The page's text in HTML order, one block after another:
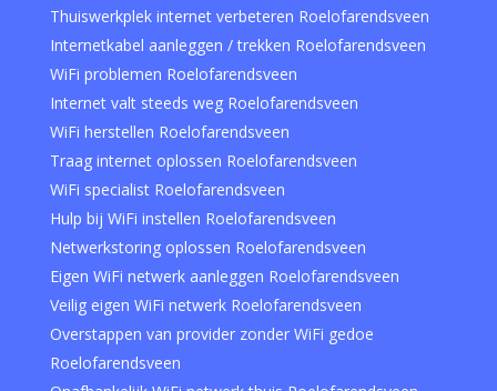
Thuiswerkplek internet verbeteren Roelofarendsveen
Internetkabel aanleggen / trekken Roelofarendsveen
WiFi problemen Roelofarendsveen
Internet valt steeds weg Roelofarendsveen
WiFi herstellen Roelofarendsveen
Traag internet oplossen Roelofarendsveen
WiFi specialist Roelofarendsveen
Hulp bij WiFi instellen Roelofarendsveen
Netwerkstoring oplossen Roelofarendsveen
Eigen WiFi netwerk aanleggen Roelofarendsveen
Veilig eigen WiFi netwerk Roelofarendsveen
Overstappen van provider zonder WiFi gedoe
Roelofarendsveen